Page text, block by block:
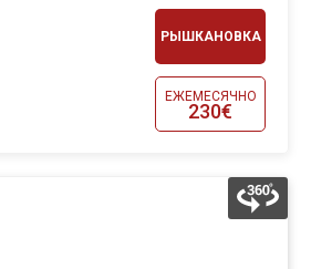
РЫШКАНОВКА
ЕЖЕМЕСЯЧНО
230€